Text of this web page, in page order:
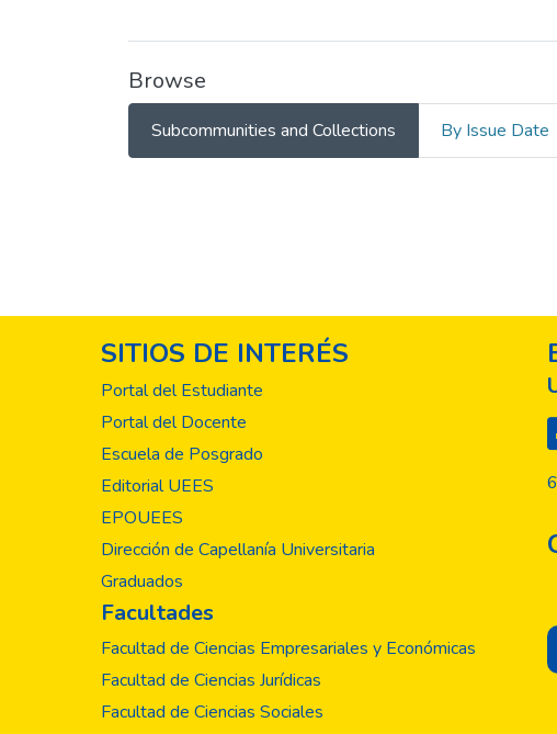
Browse
Subcommunities and Collections By Issue Date
SITIOS DE INTERÉS
Portal del Estudiante
Portal del Docente
Escuela de Posgrado
Editorial UEES
EPOUEES
Dirección de Capellanía Universitaria
Graduados
Facultades
Facultad de Ciencias Empresariales y Económicas
Facultad de Ciencias Jurídicas
Facultad de Ciencias Sociales